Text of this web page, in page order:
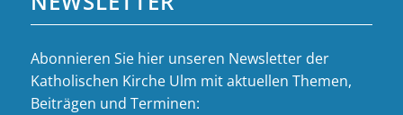
Abonnieren Sie hier unseren Newsletter der
Katholischen Kirche Ulm mit aktuellen Themen,
Beiträgen und Terminen: